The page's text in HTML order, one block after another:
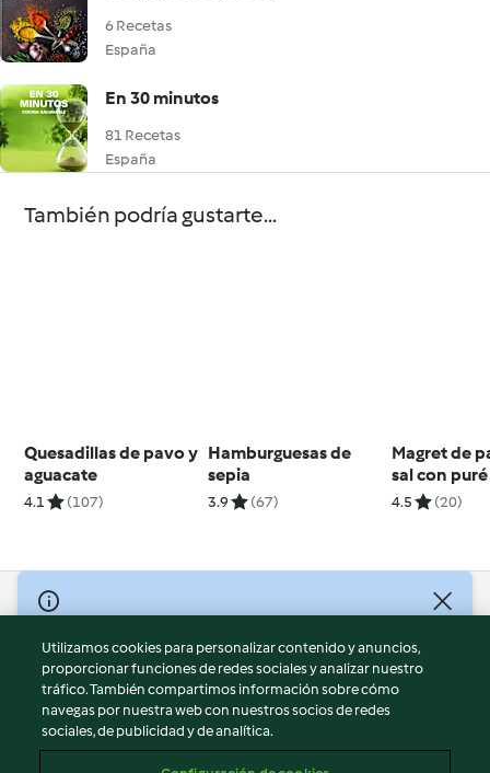
6 Recetas
España
En 30 minutos
81 Recetas
España
También podría gustarte...
Quesadillas de pavo y
aguacate
4.1 (107)
Hamburguesas de
sepia
3.9 (67)
Magret de
sal con
pera y
4.5 (20)
© Copyright 2026
Términos de uso
Política de privacidad
Aviso legal
Información legal
Utilizamos cookies para personalizar contenido y anuncios,
proporcionar funciones de redes sociales y analizar nuestro
tráfico. También compartimos información sobre cómo
navegas por nuestra web con nuestros socios de redes
sociales, de publicidad y de analítica.